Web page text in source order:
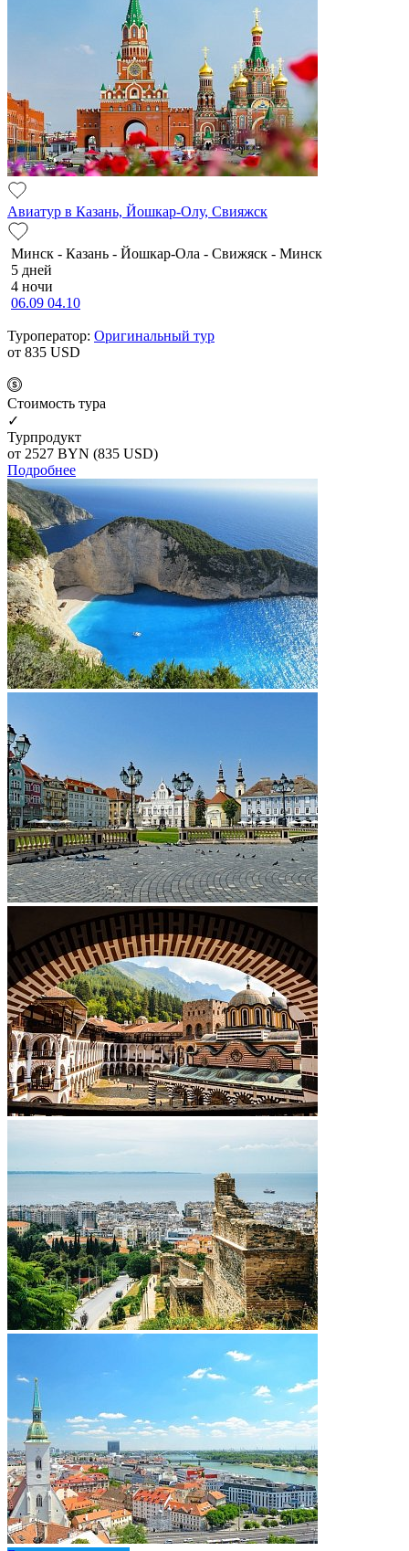
Авиатур в Казань, Йошкар-Олу, Свияжск
Минск - Казань - Йошкар-Ола - Свижяск - Минск
5 дней
4 ночи
06.09 04.10
Туроператор: Оригинальный тур
от 835 USD
Cтоимость тура
✓
Турпродукт
от 2527 BYN (835 USD)
Подробнее